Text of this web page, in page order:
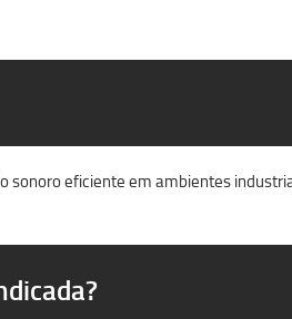
eficiente em ambientes